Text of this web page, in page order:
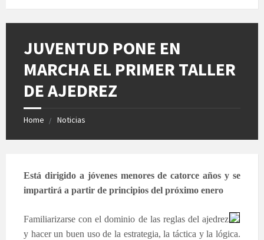
JUVENTUD PONE EN
MARCHA EL PRIMER TALLER
DE AJEDREZ
Home Noticias
Está dirigido a jóvenes menores de catorce años y se
impartirá a partir de principios del próximo enero
Familiarizarse con el dominio de las reglas del ajedrez
y hacer un buen uso de la estrategia, la táctica y la lógica.